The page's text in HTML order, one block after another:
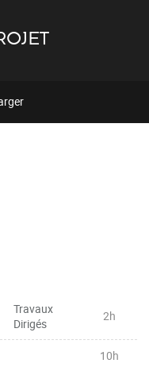
Travaux
Dirigés
2h
10h